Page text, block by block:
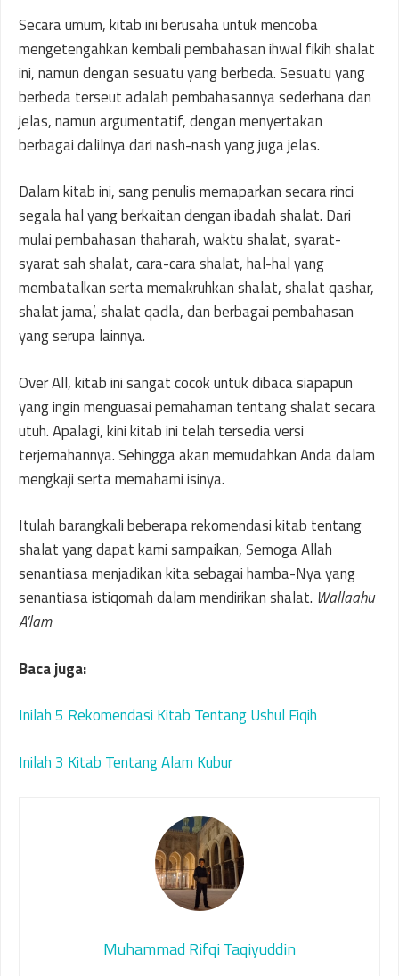
Secara umum, kitab ini berusaha untuk mencoba
mengetengahkan kembali pembahasan ihwal fikih shalat
ini, namun dengan sesuatu yang berbeda. Sesuatu yang
berbeda terseut adalah pembahasannya sederhana dan
jelas, namun argumentatif, dengan menyertakan
berbagai dalilnya dari nash-nash yang juga jelas.
Dalam kitab ini, sang penulis memaparkan secara rinci
segala hal yang berkaitan dengan ibadah shalat. Dari
mulai pembahasan thaharah, waktu shalat, syarat-
syarat sah shalat, cara-cara shalat, hal-hal yang
membatalkan serta memakruhkan shalat, shalat qashar,
shalat jama’, shalat qadla, dan berbagai pembahasan
yang serupa lainnya.
Over All, kitab ini sangat cocok untuk dibaca siapapun
yang ingin menguasai pemahaman tentang shalat secara
utuh. Apalagi, kini kitab ini telah tersedia versi
terjemahannya. Sehingga akan memudahkan Anda dalam
mengkaji serta memahami isinya.
Itulah barangkali beberapa rekomendasi kitab tentang
shalat yang dapat kami sampaikan, Semoga Allah
senantiasa menjadikan kita sebagai hamba-Nya yang
senantiasa istiqomah dalam mendirikan shalat. Wallaahu
A’lam
Baca juga:
Inilah 5 Rekomendasi Kitab Tentang Ushul Fiqih
Inilah 3 Kitab Tentang Alam Kubur
Muhammad Rifqi Taqiyuddin